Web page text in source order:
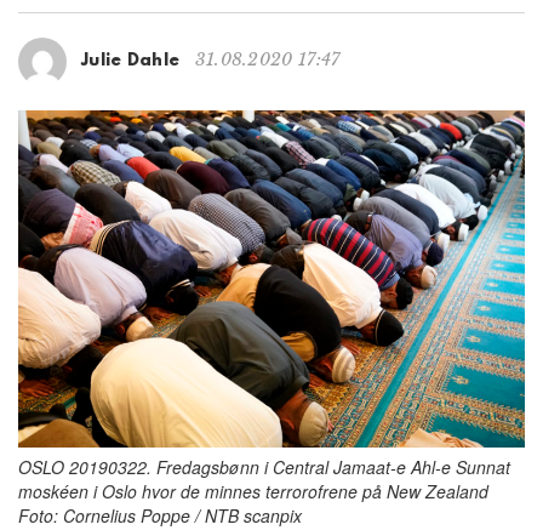
Julie Dahle 31.08.2020 17:47
OSLO 20190322. Fredagsbønn i Central Jamaat-e Ahl-e Sunnat
moskéen i Oslo hvor de minnes terrorofrene på New Zealand
Foto: Cornelius Poppe / NTB scanpix